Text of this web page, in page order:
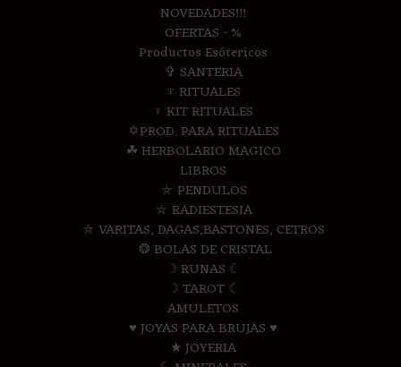
NOVEDADES!!!
OFERTAS - %
Productos Esótericos
✞ SANTERIA
♆ RITUALES
♆ KIT RITUALES
✡PROD. PARA RITUALES
☘ HERBOLARIO MAGICO
LIBROS
⛤ PENDULOS
⛤ RADIESTESIA
⛤ VARITAS, DAGAS,BASTONES, CETROS
❂ BOLAS DE CRISTAL
☽ RUNAS ☾
☽ TAROT ☾
AMULETOS
♥ JOYAS PARA BRUJAS ♥
★ JOYERIA